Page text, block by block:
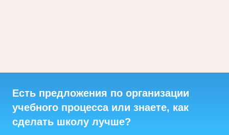
Есть предложения по организации
учебного процесса или знаете, как
сделать школу лучше?